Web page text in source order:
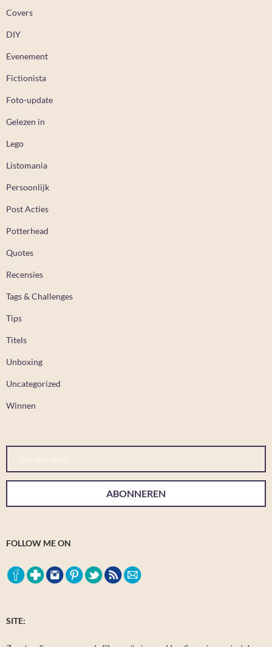
Covers
DIY
Evenement
Fictionista
Foto-update
Gelezen in
Lego
Listomania
Persoonlijk
Post Acties
Potterhead
Quotes
Recensies
Tags & Challenges
Tips
Titels
Unboxing
Uncategorized
Winnen
Typ je e-mail...
ABONNEREN
FOLLOW ME ON
SITE: